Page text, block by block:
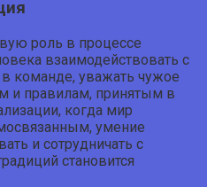
роль в процессе
взаимодействовать с
команде, уважать чужое
и правилам, принятым в
когда мир
умение
и сотрудничать с
становится